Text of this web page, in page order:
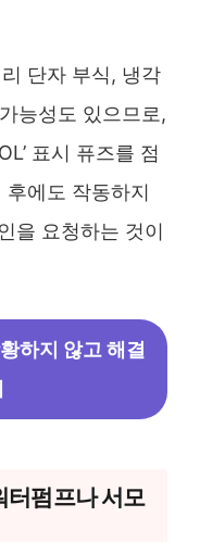
단자 부식, 냉각
능성도 있으므로,
표시 퓨즈를 점
에도 작동하지
을 요청하는 것이
하지 않고 해결
터펌프나 서모